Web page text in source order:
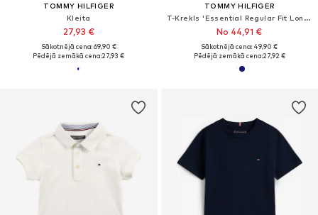
TOMMY HILFIGER
Kleita
27,93 €
Sākotnējā cena: 69,90 €
Pēdējā zemākā cena:27,93 €
TOMMY HILFIGER
T-Krekls 'Essential Regular Fit Long Sleeve'
No 44,91 €
Sākotnējā cena: 49,90 €
Pēdējā zemākā cena:27,92 €